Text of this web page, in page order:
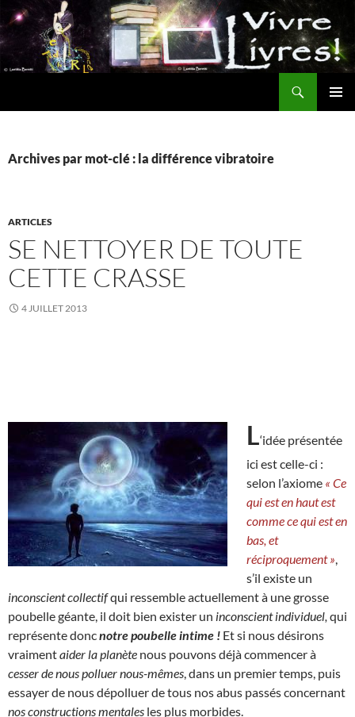
Aller
au
contenu
Archives par mot-clé : la différence vibratoire
ARTICLES
SE NETTOYER DE TOUTE
CETTE CRASSE
4 JUILLET 2013
L‘idée présentée
ici est celle-ci :
selon l’axiome « Ce
qui est en haut est
comme ce qui est en
bas, et
réciproquement »
s’il existe un
inconscient collectifqui ressemble actuellement à une grosse
poubelle géante, il doit bien exister un inconscient individuel, qui
représente doncnotre poubelle intime ! Et si nous désirons
vraimentaider la planète nous pouvons déjà commencer à
cesser de nous polluer nous-mêmes , dans un premier temps, puis
essayer de nous dépolluer de tous nos abus passés concernant
nos constructions mentales les plus morbides.